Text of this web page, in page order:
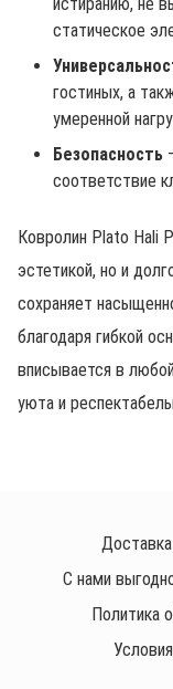
статическое
гостиных, а
умеренной
Безопасность
соответствие
Ковролин Plato Hali
эстетикой, но и
сохраняет
благодаря гибкой
вписывается в
уюта и
Доставка
С нами
Политика